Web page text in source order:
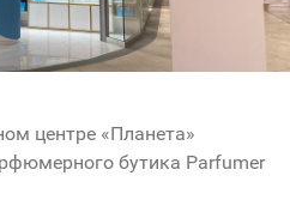
центре «Планета»
бутика Parfumer